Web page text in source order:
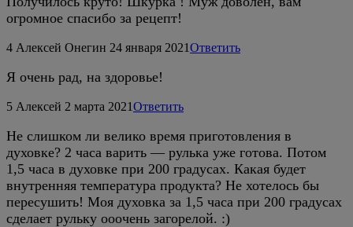
огромное спасибо за рецепт!
4 Алексей Онегин 24 января 2021Ответить
Я очень рад, на здоровье!
5 Алексей 2 марта 2021Ответить
Не слишком ли велико время приготовления в
духовке? 2 часа варить — рулька уже готова. Потом
1,5 часа в духовке при 200 градусах. Какая будет
внутренняя температура продукта? Не хотелось бы
пересушить! Моя духовка за 1,5 часа при 200 градусах
сделает рульку ооочень загорелой. :)